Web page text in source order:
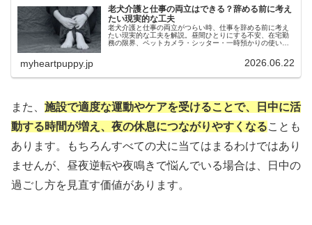
老犬介護と仕事の両立はできる？辞める前に考え
たい現実的な工夫
老犬介護と仕事の両立がつらい時、仕事を辞める前に考え
たい現実的な工夫を解説。昼間ひとりにする不安、在宅勤
務の限界、ペットカメラ・シッター・一時預かりの使い方
myheartpuppy.jp 2026.06.22
また、 施設で適度な運動やケアを受けることで、日中に活
動する時間が増え、夜の休息につながりやすくなることも
あります。もちろんすべての犬に当てはまるわけではあり
ませんが、昼夜逆転や夜鳴きで悩んでいる場合は、日中の
過ごし方を見直す価値があります。